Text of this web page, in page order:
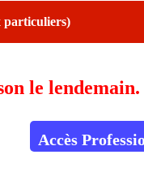
particuliers)
le lendemain.
Accès